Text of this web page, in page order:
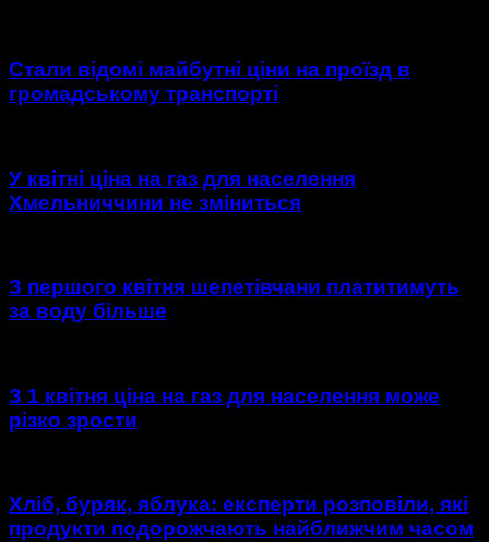
Стали відомі майбутні ціни на проїзд в
громадському транспорті
У квітні ціна на газ для населення
Хмельниччини не зміниться
З першого квітня шепетівчани платитимуть
за воду більше
З 1 квітня ціна на газ для населення може
різко зрости
Хліб, буряк, яблука: експерти розповіли, які
продукти подорожчають найближчим часом